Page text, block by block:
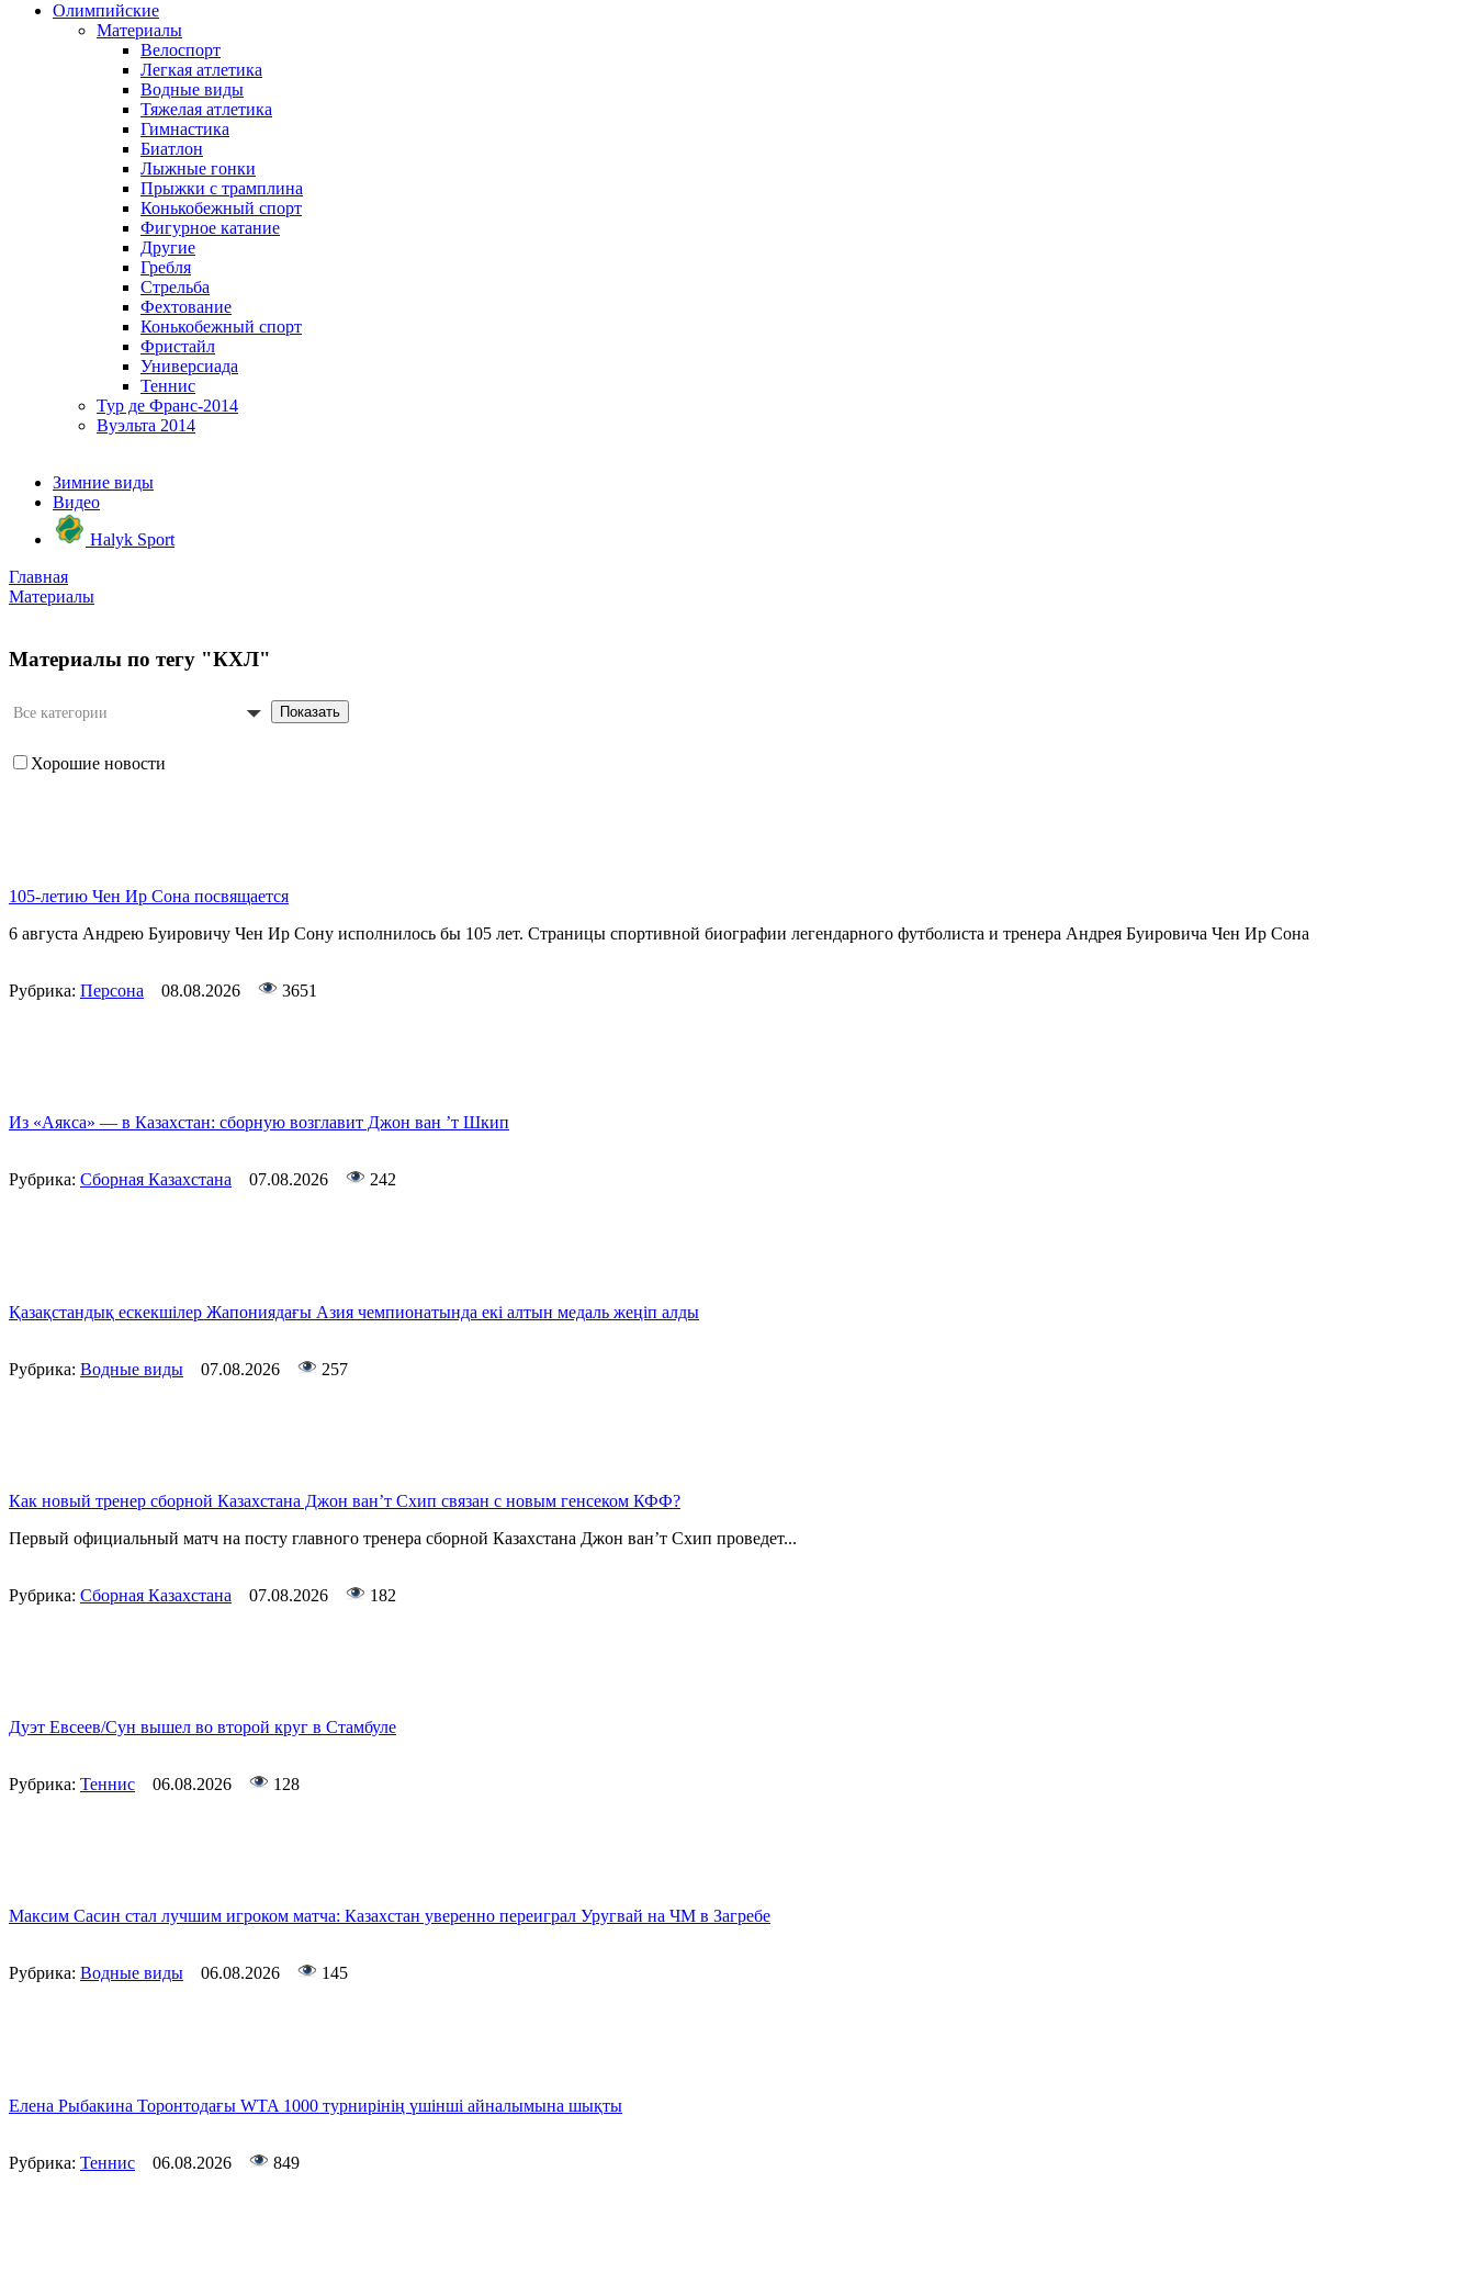
Олимпийские
Материалы
Велоспорт
Легкая атлетика
Водные виды
Тяжелая атлетика
Гимнастика
Биатлон
Лыжные гонки
Прыжки с трамплина
Конькобежный спорт
Фигурное катание
Другие
Гребля
Стрельба
Фехтование
Конькобежный спорт
Фристайл
Универсиада
Теннис
Тур де Франс-2014
Вуэльта 2014
Зимние виды
Видео
Halyk Sport
Главная
Материалы
Материалы по тегу "КХЛ"
Все категории Показать
Хорошие новости
105-летию Чен Ир Сона посвящается
6 августа Андрею Буировичу Чен Ир Сону исполнилось бы 105 лет. Страницы спортивной биографии легендарного футболиста и тренера Андрея Буировича Чен Ир Сона
Рубрика: Персона 08.08.2026 3651
Из «Аякса» — в Казахстан: сборную возглавит Джон ван ’т Шкип
Рубрика: Сборная Казахстана 07.08.2026 242
Қазақстандық ескекшілер Жапониядағы Азия чемпионатында екі алтын медаль жеңіп алды
Рубрика: Водные виды 07.08.2026 257
Как новый тренер сборной Казахстана Джон ван’т Схип связан с новым генсеком КФФ?
Первый официальный матч на посту главного тренера сборной Казахстана Джон ван’т Схип проведет...
Рубрика: Сборная Казахстана 07.08.2026 182
Дуэт Евсеев/Сун вышел во второй круг в Стамбуле
Рубрика: Теннис 06.08.2026 128
Максим Сасин стал лучшим игроком матча: Казахстан уверенно переиграл Уругвай на ЧМ в Загребе
Рубрика: Водные виды 06.08.2026 145
Елена Рыбакина Торонтодағы WTA 1000 турнирінің үшінші айналымына шықты
Рубрика: Теннис 06.08.2026 849